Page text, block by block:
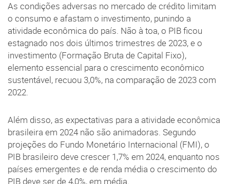
As condições adversas no mercado de crédito limitam
o consumo e afastam o investimento, punindo a
atividade econômica do país. Não à toa, o PIB ficou
estagnado nos dois últimos trimestres de 2023, e o
investimento (Formação Bruta de Capital Fixo),
elemento essencial para o crescimento econômico
sustentável, recuou 3,0%, na comparação de 2023 com
2022.
Além disso, as expectativas para a atividade econômica
brasileira em 2024 não são animadoras. Segundo
projeções do Fundo Monetário Internacional (FMI), o
PIB brasileiro deve crescer 1,7% em 2024, enquanto nos
países emergentes e de renda média o crescimento do
PIB deve ser de 4,0%, em média.